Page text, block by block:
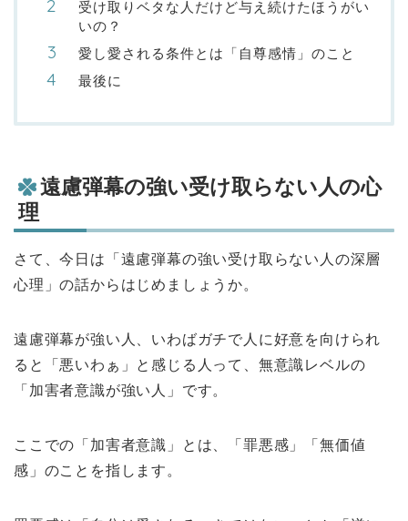
受け取りベタな人だけど与え続けたほうがい
いの？
愛し愛される条件とは「自尊感情」のこと
最後に
遠慮弾幕の強い受け取らない人の心
理
さて、今日は「遠慮弾幕の強い受け取らない人の深層
心理」の話からはじめましょうか。
遠慮弾幕が強い人、いわばガチで人に好意を向けられ
ると「悪いわぁ」と感じる人って、無意識レベルの
「加害者意識が強い人」です。
ここでの「加害者意識」とは、「罪悪感」「無価値
感」のことを指します。